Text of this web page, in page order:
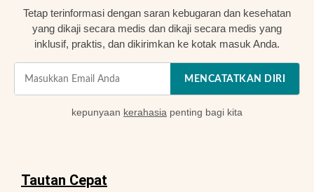
Tetap terinformasi dengan saran kebugaran dan kesehatan
yang dikaji secara medis dan dikaji secara medis yang
inklusif, praktis, dan dikirimkan ke kotak masuk Anda.
MENCATATKAN DIRI
kepunyaan kerahasia penting bagi kita
Tautan Cepat